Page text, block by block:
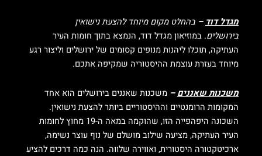
מגדל דוד – בהחלט מקום מיוחד להצעת נישואין
בירושלים. במוזיאון מגדל דוד, הנמצא בתוך חומות העיר
העתיקה, תוכלו ליהנות מנופים קסומים של ירושלים וליצור רגע
מיוחד בעזרת עוצמת ההיסטוריה שמקיפה אתכם.
משכנות שאננים– משכנות שאננים בירושלים הוא אחד
המקומות הרומנטיים וההיסטוריים ביותר להצעת נישואין.
השכונה היפהפייה הזו, שהוקמה במאה ה-19 מחוץ לחומות
העיר העתיקה, מציעה שילוב מושלם של נוף עוצר נשימה,
ארכיטקטורה היסטורית, ואווירה שלווה. הנה כמה דרכים להציע